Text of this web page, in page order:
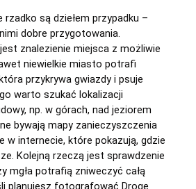
rzadko są dziełem przypadku –
dobre przygotowania.
znalezienie miejsca z możliwie
niewielkie miasto potrafi
przykrywa gwiazdy i psuje
warto szukać lokalizacji
np. w górach, nad jeziorem
bywają mapy zanieczyszczenia
w internecie, które pokazują, gdzie
Kolejną rzeczą jest sprawdzenie
mgła potrafią zniweczyć całą
planujesz fotografować Drogę